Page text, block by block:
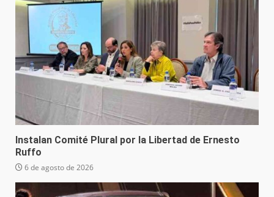
Instalan Comité Plural por la Libertad de Ernesto
Ruffo
6 de agosto de 2026